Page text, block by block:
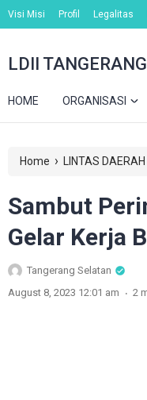
Visi Misi Profil Legalitas
LDII
HOME ORGANISASI
Home › LINTAS DAERAH
Sambut
Gelar Kerja
Tangerang Selatan
August 8, 2023 12:01 am . 2